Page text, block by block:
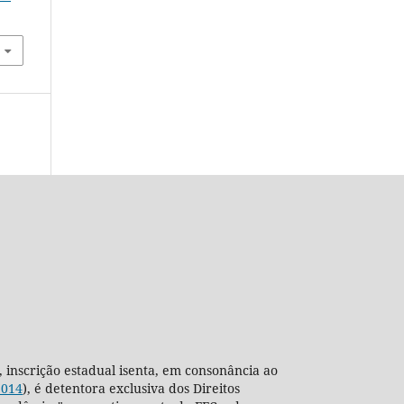
inscrição estadual isenta, em consonância ao
), é detentora exclusiva dos Direitos